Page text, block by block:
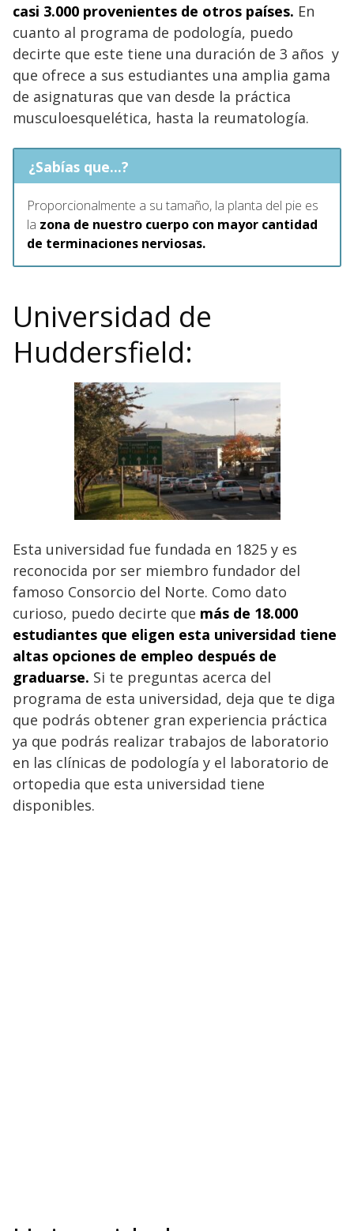
casi 3.000 provenientes de otros países. En
cuanto al programa de podología, puedo
decirte que este tiene una duración de 3 años y
que ofrece a sus estudiantes una amplia gama
de asignaturas que van desde la práctica
musculoesquelética, hasta la reumatología.
¿Sabías que...?
Proporcionalmente a su tamaño, la planta del pie es
la zona de nuestro cuerpo con mayor cantidad
de terminaciones nerviosas.
Universidad de
Huddersfield:
Esta universidad fue fundada en 1825 y es
reconocida por ser miembro fundador del
famoso Consorcio del Norte. Como dato
curioso, puedo decirte que más de 18.000
estudiantes que eligen esta universidad tiene
altas opciones de empleo después de
graduarse. Si te preguntas acerca del
programa de esta universidad, deja que te diga
que podrás obtener gran experiencia práctica
ya que podrás realizar trabajos de laboratorio
en las clínicas de podología y el laboratorio de
ortopedia que esta universidad tiene
disponibles.